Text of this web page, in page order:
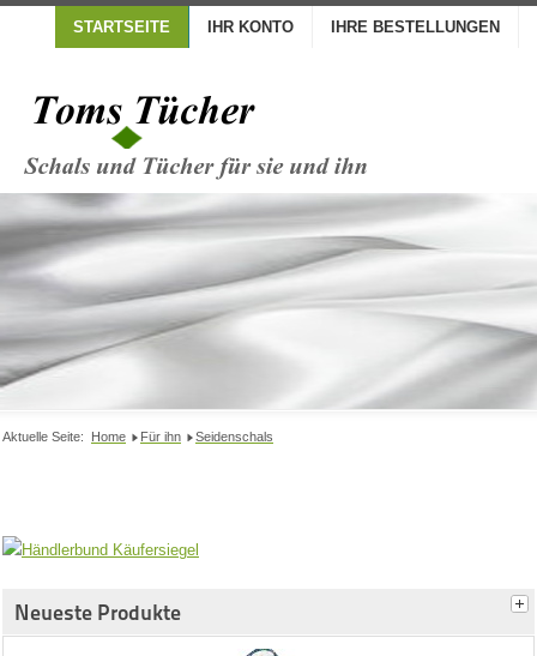
STARTSEITE IHR KONTO IHRE BESTELLUNGEN
Aktuelle Seite: Home Für ihn Seidenschals
Neueste Produkte